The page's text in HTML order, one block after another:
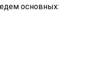
основных: